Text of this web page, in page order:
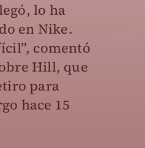
lo ha
en Nike.
comentó
Hill, que
para
hace 15